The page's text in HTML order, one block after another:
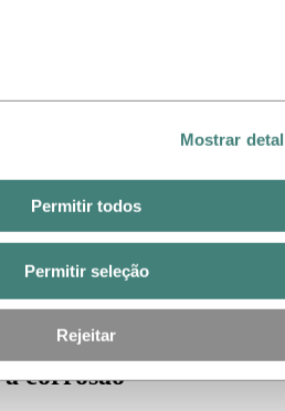
Mostrar
Permitir todos
Permitir seleção
Rejeitar
onshore e offshore
de peças com grande durabilidade e
soluções que melhoram os
uso correto de materiais.
corrosão